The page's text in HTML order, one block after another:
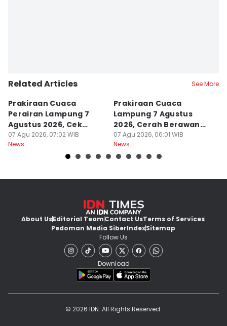
Related Articles See More
Prakiraan Cuaca
Perairan Lampung 7
Agustus 2026, Cek
Gelombang
07 Agu 2026, 07:02 WIB
News
Prakiraan Cuaca
Lampung 7 Agustus
2026, Cerah Berawan
dan Hujan?
07 Agu 2026, 06:01 WIB
News
About UsEditorial TeamContact UsTerms of Services
Pedoman Media SiberIndexSitemap
Follow Us
Download
© 2026 IDN. All Rights Reserved.